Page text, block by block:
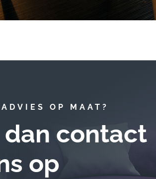
OP MAAT?
dan contact
op